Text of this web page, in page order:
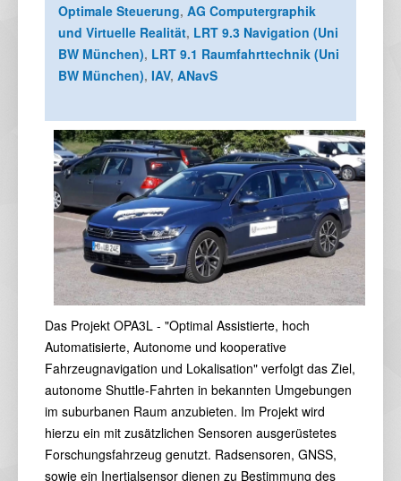
Optimale Steuerung, AG Computergraphik
und Virtuelle Realität, LRT 9.3 Navigation (Uni
BW München), LRT 9.1 Raumfahrttechnik (Uni
BW München), IAV, ANavS
Das Projekt OPA3L - "Optimal Assistierte, hoch
Automatisierte, Autonome und kooperative
Fahrzeugnavigation und Lokalisation" verfolgt das Ziel,
autonome Shuttle-Fahrten in bekannten Umgebungen
im suburbanen Raum anzubieten. Im Projekt wird
hierzu ein mit zusätzlichen Sensoren ausgerüstetes
Forschungsfahrzeug genutzt. Radsensoren, GNSS,
sowie ein Inertialsensor dienen zu Bestimmung des